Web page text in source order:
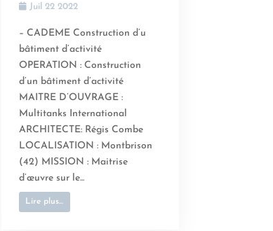
Juil 22 2022
– CADEME Construction d’u
bâtiment d’activité
OPERATION : Construction
d’un bâtiment d’activité
MAITRE D’OUVRAGE :
Multitanks International
ARCHITECTE: Régis Combe
LOCALISATION : Montbrison
(42) MISSION : Maitrise
d’œuvre sur le...
Lire plus...